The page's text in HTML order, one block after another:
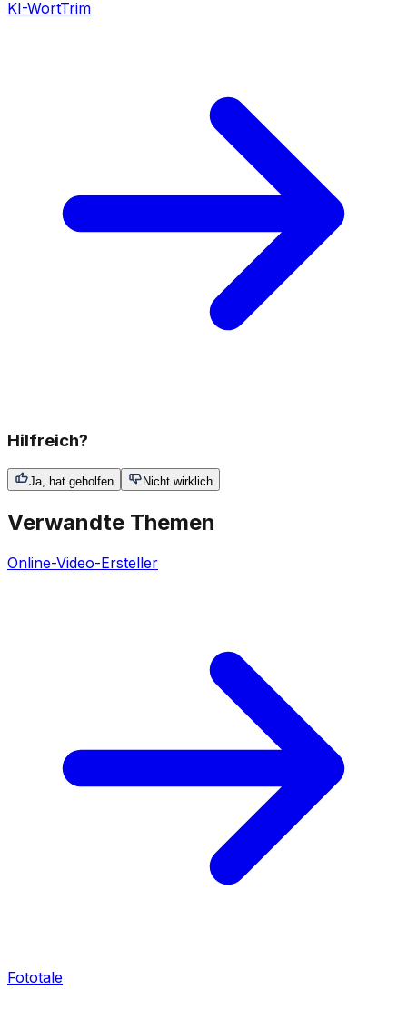
KI-WortTrim
Hilfreich?
Ja, hat geholfen Nicht wirklich
Verwandte Themen
Online-Video-Ersteller
Fototale